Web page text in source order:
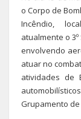
o Corpo de
Incêndio,
atualmente o
envolvendo
atuar no
atividades de
Grupamento de